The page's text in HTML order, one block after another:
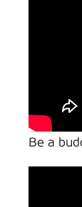
Be a